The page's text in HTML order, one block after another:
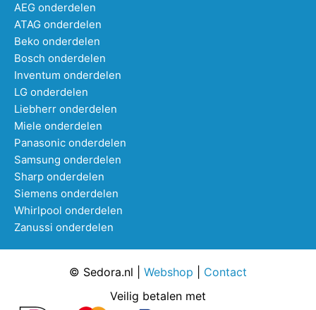
AEG onderdelen
ATAG onderdelen
Beko onderdelen
Bosch onderdelen
Inventum onderdelen
LG onderdelen
Liebherr onderdelen
Miele onderdelen
Panasonic onderdelen
Samsung onderdelen
Sharp onderdelen
Siemens onderdelen
Whirlpool onderdelen
Zanussi onderdelen
© Sedora.nl | Webshop
Contact
Veilig betalen met